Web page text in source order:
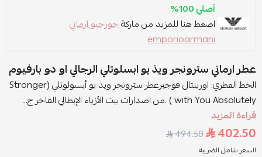
أصلي 100%
اضغط هنا للمزيد من ماركةجورجيو ارماني
emporioarmani
عطر ارماني سترونجر ويذ يو ابسلوتلي الرجالي او دو بارفيوم
الخط العطري: اورينتال فوجيرعطر سترونجر ويذ يو أبسولوتلي (Stronger
with You Absolutely ) .من اصدارات بيت الأزياء الإيطالي الفاخر ج...
قراءة المزيد
402.50
494.50
السعر شامل الضريبه